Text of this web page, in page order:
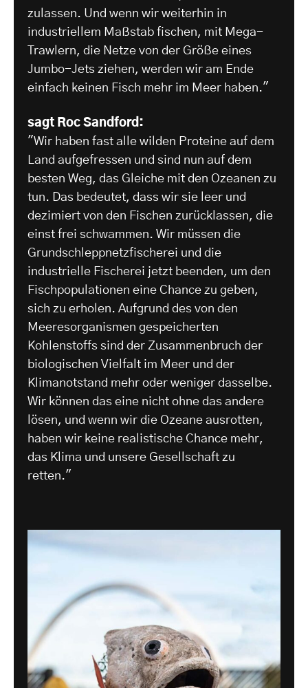
zulassen. Und wenn wir weiterhin in
industriellem Maßstab fischen, mit Mega-
Trawlern, die Netze von der Größe eines
Jumbo-Jets ziehen, werden wir am Ende
einfach keinen Fisch mehr im Meer haben."
sagt Roc Sandford:
"Wir haben fast alle wilden Proteine auf dem
Land aufgefressen und sind nun auf dem
besten Weg, das Gleiche mit den Ozeanen zu
tun. Das bedeutet, dass wir sie leer und
dezimiert von den Fischen zurücklassen, die
einst frei schwammen. Wir müssen die
Grundschleppnetzfischerei und die
industrielle Fischerei jetzt beenden, um den
Fischpopulationen eine Chance zu geben,
sich zu erholen. Aufgrund des von den
Meeresorganismen gespeicherten
Kohlenstoffs sind der Zusammenbruch der
biologischen Vielfalt im Meer und der
Klimanotstand mehr oder weniger dasselbe.
Wir können das eine nicht ohne das andere
lösen, und wenn wir die Ozeane ausrotten,
haben wir keine realistische Chance mehr,
das Klima und unsere Gesellschaft zu
retten."